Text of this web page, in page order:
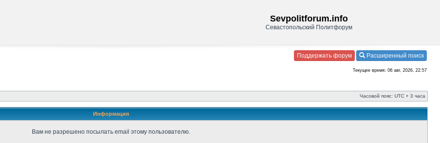
Sevpolitforum.info
Севастопольский Политфорум
Поддержать форум Расширенный поиск
Текущее время: 06 авг, 2026, 22:57
Часовой пояс: UTC + 3 часа
Информация
Вам не разрешено посылать email этому пользователю.